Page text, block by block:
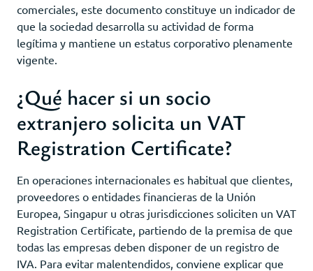
comerciales, este documento constituye un indicador de
que la sociedad desarrolla su actividad de forma
legítima y mantiene un estatus corporativo plenamente
vigente.
¿Qué hacer si un socio
extranjero solicita un VAT
Registration Certificate?
En operaciones internacionales es habitual que clientes,
proveedores o entidades financieras de la Unión
Europea, Singapur u otras jurisdicciones soliciten un VAT
Registration Certificate, partiendo de la premisa de que
todas las empresas deben disponer de un registro de
IVA. Para evitar malentendidos, conviene explicar que